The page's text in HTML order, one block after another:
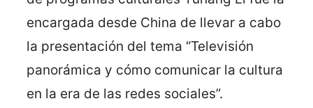
encargada desde China de llevar a cabo
la presentación del tema “Televisión
panorámica y cómo comunicar la cultura
en la era de las redes sociales”.